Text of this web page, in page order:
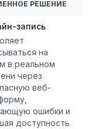
РЕШЕНИЕ
запись
на
в реальном
через
веб-
ошибки и
доступность